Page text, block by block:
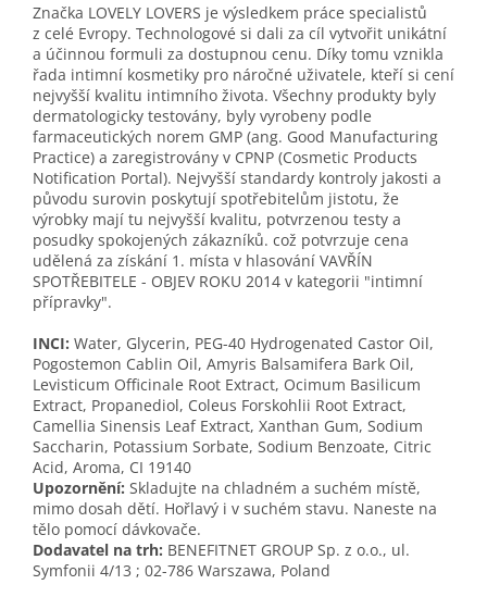
Značka LOVELY LOVERS je výsledkem práce specialistů
z celé Evropy. Technologové si dali za cíl vytvořit unikátní
a účinnou formuli za dostupnou cenu. Díky tomu vznikla
řada intimní kosmetiky pro náročné uživatele, kteří si cení
nejvyšší kvalitu intimního života. Všechny produkty byly
dermatologicky testovány, byly vyrobeny podle
farmaceutických norem GMP (ang. Good Manufacturing
Practice) a zaregistrovány v CPNP (Cosmetic Products
Notification Portal). Nejvyšší standardy kontroly jakosti a
původu surovin poskytují spotřebitelům jistotu, že
výrobky mají tu nejvyšší kvalitu, potvrzenou testy a
posudky spokojených zákazníků. což potvrzuje cena
udělená za získání 1. místa v hlasování VAVŘÍN
SPOTŘEBITELE - OBJEV ROKU 2014 v kategorii "intimní
přípravky".
INCI: Water, Glycerin, PEG-40 Hydrogenated Castor Oil,
Pogostemon Cablin Oil, Amyris Balsamifera Bark Oil,
Levisticum Officinale Root Extract, Ocimum Basilicum
Extract, Propanediol, Coleus Forskohlii Root Extract,
Camellia Sinensis Leaf Extract, Xanthan Gum, Sodium
Saccharin, Potassium Sorbate, Sodium Benzoate, Citric
Acid, Aroma, CI 19140
Upozornění: Skladujte na chladném a suchém místě,
mimo dosah dětí. Hořlavý i v suchém stavu. Naneste na
tělo pomocí dávkovače.
Dodavatel na trh: BENEFITNET GROUP Sp. z o.o., ul.
Symfonii 4/13 ; 02-786 Warszawa, Poland